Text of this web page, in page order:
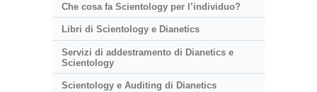
Che cosa fa Scientology per l’individuo?
Libri di Scientology e Dianetics
Servizi di addestramento di Dianetics e
Scientology
Scientology e Auditing di Dianetics